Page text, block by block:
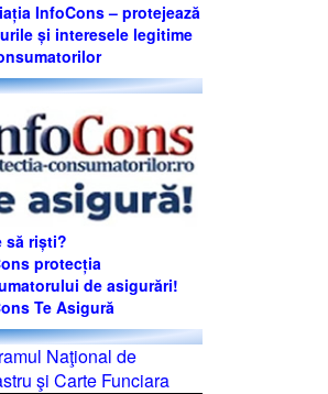
InfoCons – protejează
și interesele legitime
să riști?
protecția
de asigurări!
Te Asigură
Naţional de
şi Carte Funciara